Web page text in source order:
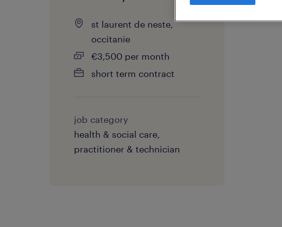
st laurent de neste,
occitanie
€3,500 per month
short term contract
job category
health & social care,
practitioner & technician